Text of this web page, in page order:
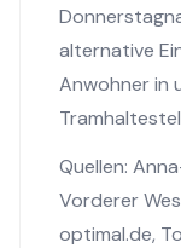
alternative
Anwohner in
Quellen:
Vorderer
optimal.de,